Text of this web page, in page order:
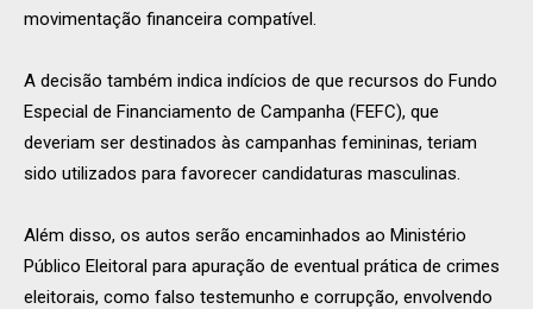
movimentação financeira compatível.
A decisão também indica indícios de que recursos do Fundo
Especial de Financiamento de Campanha (FEFC), que
deveriam ser destinados às campanhas femininas, teriam
sido utilizados para favorecer candidaturas masculinas.
Além disso, os autos serão encaminhados ao Ministério
Público Eleitoral para apuração de eventual prática de crimes
eleitorais, como falso testemunho e corrupção, envolvendo